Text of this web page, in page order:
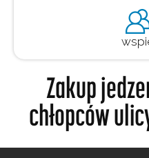
Zakup
chłopców